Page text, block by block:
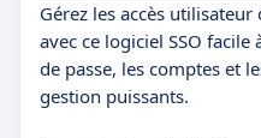
Gérez les accès
avec ce logiciel SSO
de passe, les comptes et
gestion puissants.